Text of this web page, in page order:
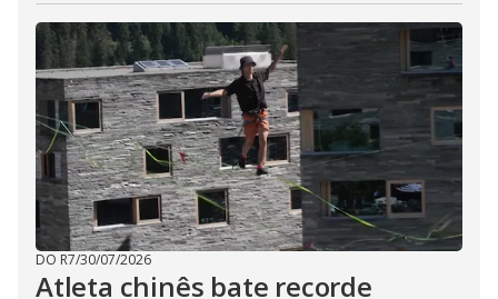
DO R7/30/07/2026
Atleta chinês bate recorde